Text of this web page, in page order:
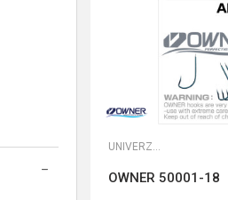
UNIVERZALNE UDICE
OWNER 50001-18